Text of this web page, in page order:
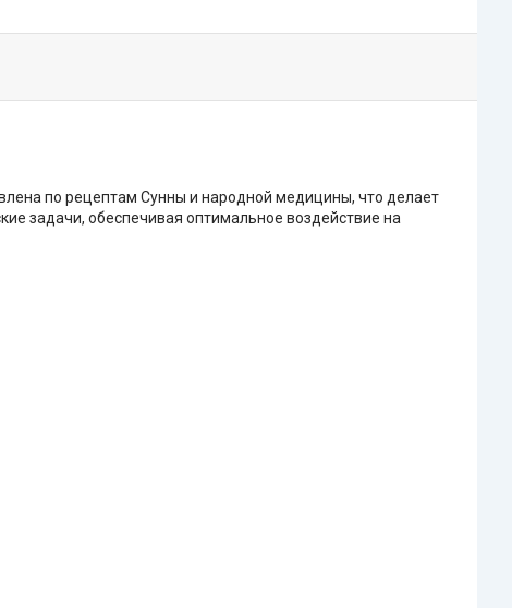
по рецептам Сунны и народной медицины, что делает
задачи, обеспечивая оптимальное воздействие на